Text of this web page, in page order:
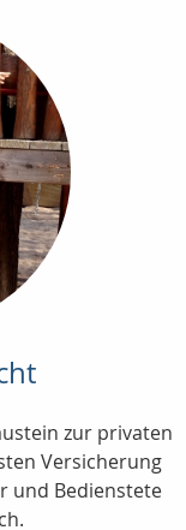
zur privaten
Versicherung
und Bedienstete